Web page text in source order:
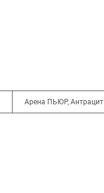
Арена ПЬЮР, Антрацит